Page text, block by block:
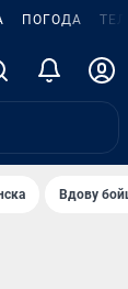
ПОГОДА
Вдову